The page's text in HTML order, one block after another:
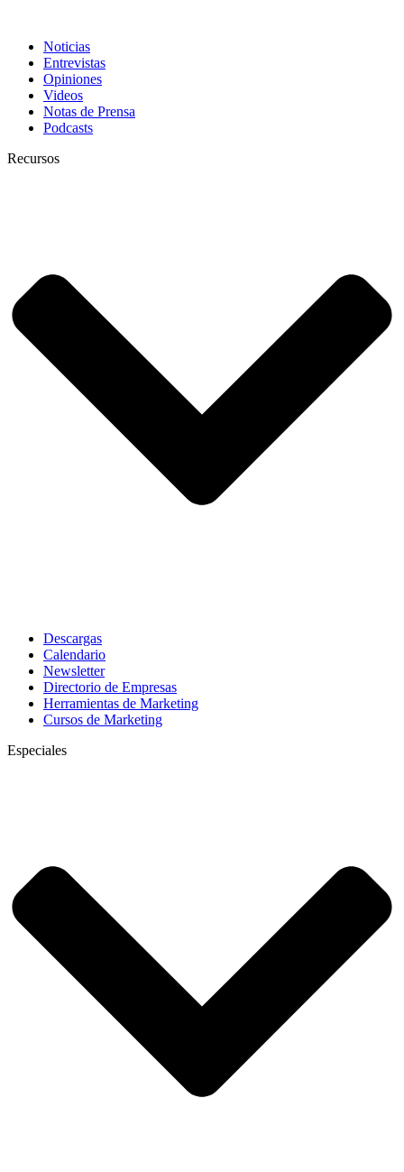
Noticias
Entrevistas
Opiniones
Videos
Notas de Prensa
Podcasts
Recursos
Descargas
Calendario
Newsletter
Directorio de Empresas
Herramientas de Marketing
Cursos de Marketing
Especiales